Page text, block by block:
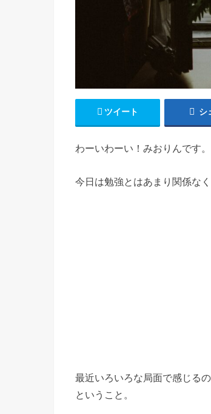
ツイート シ
わーいわーい！みおりんです。
今日は勉強とはあまり関係な
最近いろいろな局面で感じる
ということ。